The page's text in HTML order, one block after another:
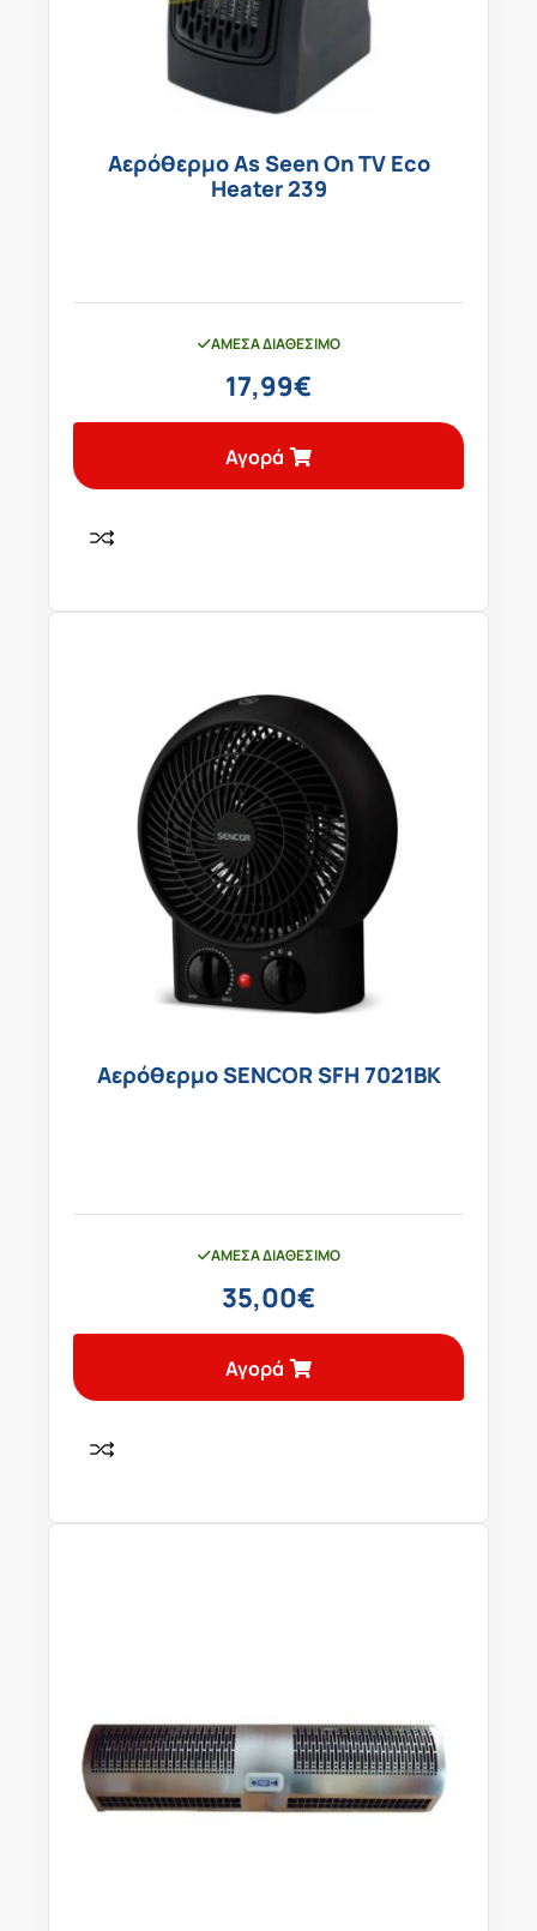
Αερόθερμο As Seen On TV Eco
Heater 239
ΆΜΕΣΑ ΔΙΑΘΈΣΙΜΟ
17,99€
Αγορά
Αερόθερμο SENCOR SFH 7021BK
ΆΜΕΣΑ ΔΙΑΘΈΣΙΜΟ
35,00€
Αγορά